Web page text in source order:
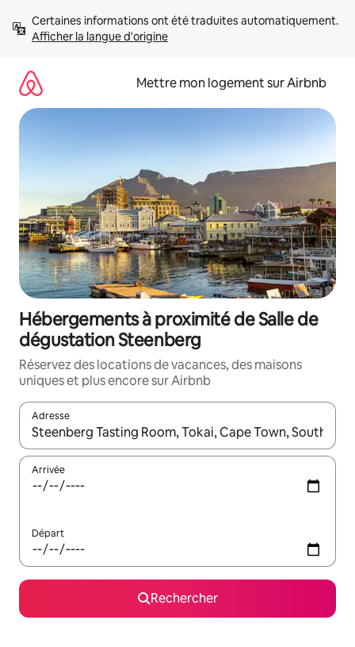
directement
Afficher la langue d'origine
Mettre mon logement sur Airbnb
Hébergements à proximité de Salle de
dégustation Steenberg
Réservez des locations de vacances, des maisons
uniques et plus encore sur Airbnb
Adresse
Lorsque les résultats s'affichent, utilisez les flèches vers le
Arrivée
Départ
Rechercher